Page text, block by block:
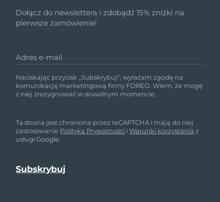
Dołącz do newslettera i zdobądź 15% zniżki na
pierwsze zamówienie!
Adres e-mail
Naciskając przycisk „Subskrybuj”, wyrażam zgodę na
komunikację marketingową firmy FOREO. Wiem, że mogę
z niej zrezygnować w dowolnym momencie.
Ta strona jest chroniona przez reCAPTCHA i mają do niej
zastosowanie Polityka Prywatności iWarunki korzystania z
usługi Google.